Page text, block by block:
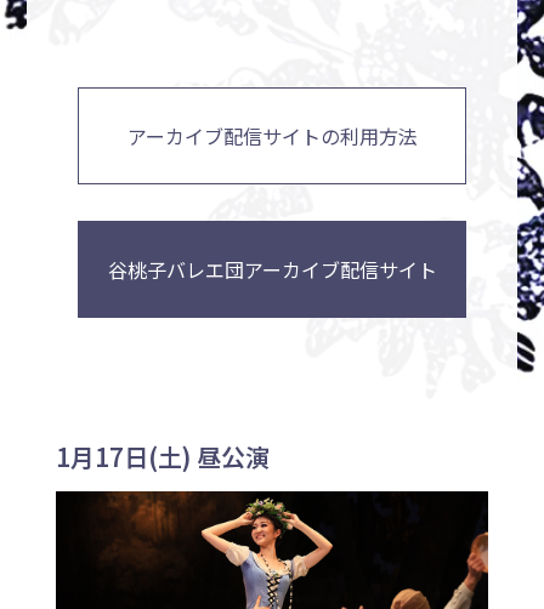
アーカイブ配信サイトの利用方法
谷桃子バレエ団アーカイブ配信サイト
1月17日(土) 昼公演